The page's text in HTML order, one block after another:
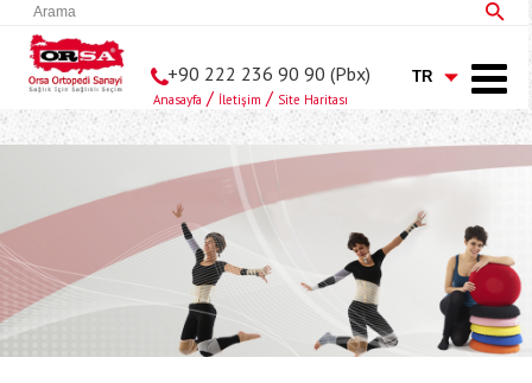
+90 222 236 90 90 (Pbx)
Anasayfa / İletişim / Site Haritası